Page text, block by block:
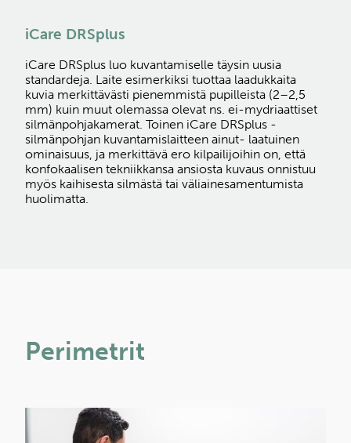
iCare DRSplus
iCare DRSplus luo kuvantamiselle täysin uusia
standardeja. Laite esimerkiksi tuottaa laadukkaita
kuvia merkittävästi pienemmistä pupilleista (2–2,5
mm) kuin muut olemassa olevat ns. ei-mydriaattiset
silmänpohjakamerat. Toinen iCare DRSplus -
silmänpohjan kuvantamislaitteen ainut- laatuinen
ominaisuus, ja merkittävä ero kilpailijoihin on, että
konfokaalisen tekniikkansa ansiosta kuvaus onnistuu
myös kaihisesta silmästä tai väliainesamentumista
huolimatta.
Perimetrit